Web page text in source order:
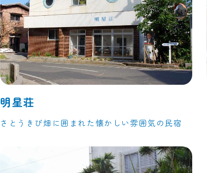
明星荘
さとうきび畑に囲まれた懐かしい雰囲気の民宿